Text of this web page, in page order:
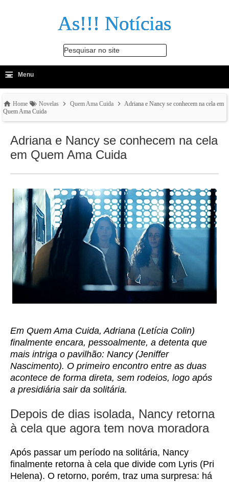
As!!! Notícias
Pesquisar no site
-
≡ Menu
Home Novelas Quem Ama Cuida
Adriana e Nancy se conhecem na cela em
Quem Ama Cuida
Adriana e Nancy se conhecem na cela
em Quem Ama Cuida
Em Quem Ama Cuida, Adriana (Letícia Colin)
finalmente encara, pessoalmente, a detenta que
mais intriga o pavilhão: Nancy (Jeniffer
Nascimento). O primeiro encontro entre as duas
acontece de forma direta, sem rodeios, logo após
a presidiária sair da solitária.
Depois de dias isolada, Nancy retorna
à cela que agora tem nova moradora
Após passar um período na solitária, Nancy
finalmente retorna à cela que divide com Lyris (Pri
Helena). O retorno, porém, traz uma surpresa: há